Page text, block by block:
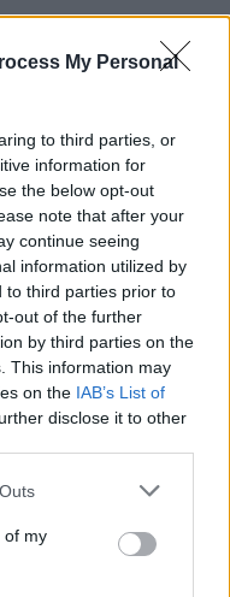
My Personal
to third parties, or
information for
the below opt-out
note that after your
continue seeing
information utilized by
to third parties prior to
out of the further
by third parties on the
This information may
on the IAB’s List of
disclose it to other
one or more Google
You may click to
its third-party tags to
in below Google
of my
friss hírekről a
#GASZTRO